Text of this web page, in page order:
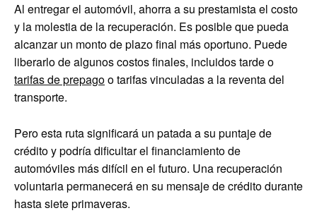
Al entregar el automóvil, ahorra a su prestamista el costo
y la molestia de la recuperación. Es posible que pueda
alcanzar un monto de plazo final más oportuno. Puede
liberarlo de algunos costos finales, incluidos tarde o
tarifas de prepagoo tarifas vinculadas a la reventa del
transporte.
Pero esta ruta significará un patada a su puntaje de
crédito y podría dificultar el financiamiento de
automóviles más difícil en el futuro. Una recuperación
voluntaria permanecerá en su mensaje de crédito durante
hasta siete primaveras.